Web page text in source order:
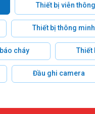
Thiết bị viễn thông
Thiết bị thông minh
cháy Thiết
Đầu ghi camera